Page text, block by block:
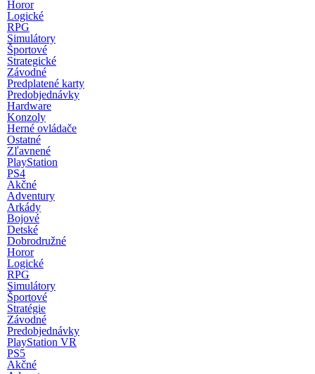
Horor
Logické
RPG
Simulátory
Športové
Strategické
Závodné
Predplatené karty
Predobjednávky
Hardware
Konzoly
Herné ovládače
Ostatné
Zľavnené
PlayStation
PS4
Akčné
Adventury
Arkády
Bojové
Detské
Dobrodružné
Horor
Logické
RPG
Simulátory
Športové
Stratégie
Závodné
Predobjednávky
PlayStation VR
PS5
Akčné